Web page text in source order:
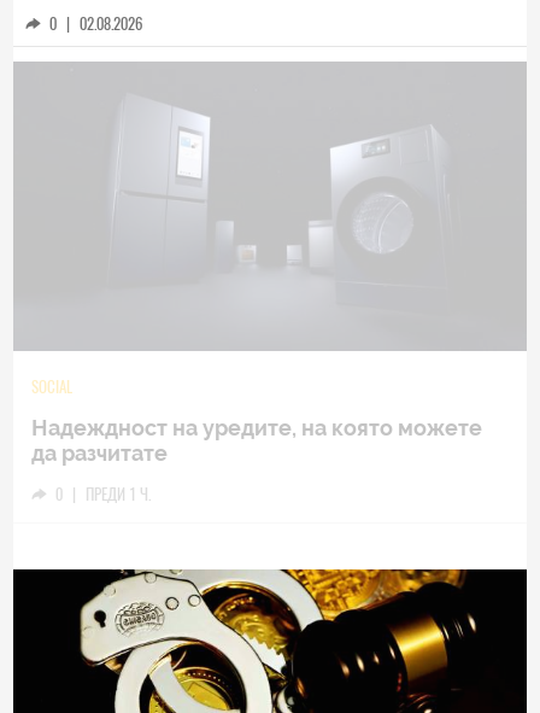
0 | 02.08.2026
TECH
Samsung Galaxy Z Fold8 Ultra – ново име,
0 | 04.08.2026